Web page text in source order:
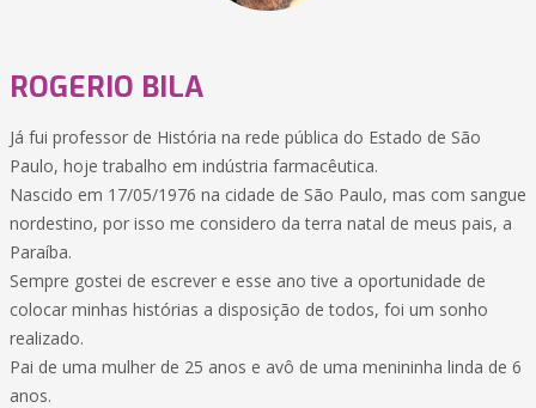
ROGERIO BILA
Já fui professor de História na rede pública do Estado de São
Paulo, hoje trabalho em indústria farmacêutica.
Nascido em 17/05/1976 na cidade de São Paulo, mas com sangue
nordestino, por isso me considero da terra natal de meus pais, a
Paraíba.
Sempre gostei de escrever e esse ano tive a oportunidade de
colocar minhas histórias a disposição de todos, foi um sonho
realizado.
Pai de uma mulher de 25 anos e avô de uma menininha linda de 6
anos.